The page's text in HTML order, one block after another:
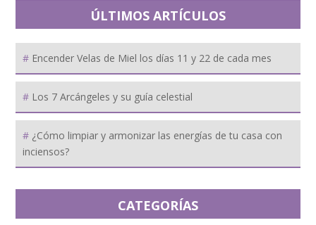
ÚLTIMOS ARTÍCULOS
Encender Velas de Miel los días 11 y 22 de cada mes
Los 7 Arcángeles y su guía celestial
¿Cómo limpiar y armonizar las energías de tu casa con
inciensos?
CATEGORÍAS